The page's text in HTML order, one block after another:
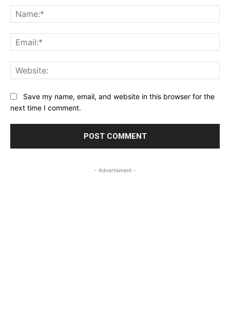
Save my name, email, and website in this browser for the
next time I comment.
- Advertisment -